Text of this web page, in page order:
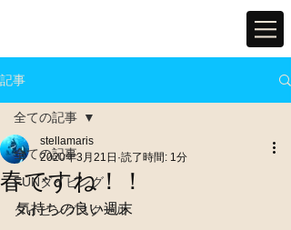
記事
全ての記事
FUNダイビング
ダイビングスクール
全ての記事
春ですね！！
stellamaris
2020年3月21日 読了時間: 1分
気持ちの良い週末